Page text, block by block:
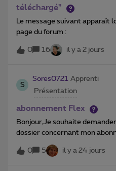
d’utilisation du forum. Vous
Sauvegarder et profiter
! Enjoy !
téléchargé"
Le message suivant apparaît
page du forum :
0 16 il y a 2 jours
S
Sores0721 Apprenti
Présentation
abonnement Flex
Bonjour,Je souhaite
dossier concernant mon
souscrit un abonnement Flex
le 26 février 2026. Lors de la
0 5 il y a 24 jours